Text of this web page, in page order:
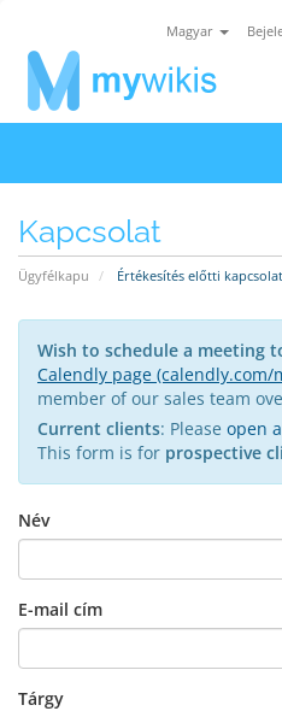
Magyar
Kapcsolat
Ügyfélkapu Értékesítés előtti
Wish to schedule a meeting
Calendly page (calendly.com/
member of our sales team
Current clients: Please open
This form is for prospective
Név
E-mail cím
Tárgy